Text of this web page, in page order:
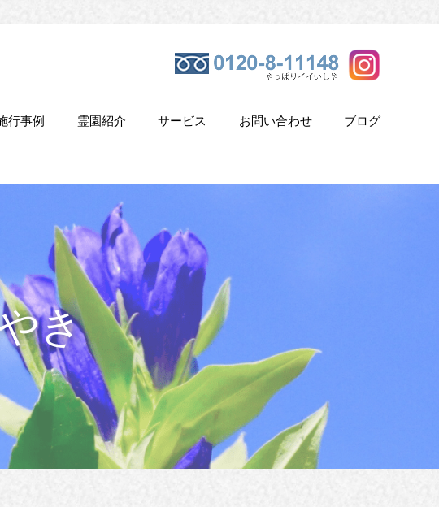
行事例 霊園紹介 サービス お問い合わせ ブログ
き